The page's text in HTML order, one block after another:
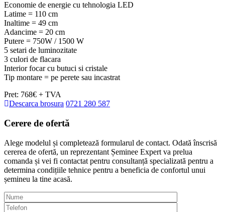
Economie de energie cu tehnologia LED
Latime = 110 cm
Inaltime = 49 cm
Adancime = 20 cm
Putere = 750W / 1500 W
5 setari de luminozitate
3 culori de flacara
Interior focar cu butuci si cristale
Tip montare = pe perete sau incastrat
Pret: 768€ + TVA
Descarca brosura 0721 280 587
Cerere de ofertă
Alege modelul și completează formularul de contact. Odată înscrisă
cererea de ofertă, un reprezentant Șeminee Expert va prelua
comanda și vei fi contactat pentru consultanță specializată pentru a
determina condițiile tehnice pentru a beneficia de confortul unui
șemineu la tine acasă.